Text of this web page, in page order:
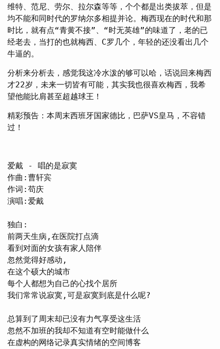
维特、范尼、劳尔、拉尔森等等，个个都是出类拔萃，但是
均不能和同时代的罗纳尔多相提并论。梅西现在的时代和那
时比，就有点“青黄不接”、“时无英雄”的味道了，老的已
经老去，当打的也就梅西、C罗几个，年轻的还没看出几个
牛逼的。
分析来分析去，感觉我这冷水泼的够可以哈，话说回来梅西
才22岁，未来一切皆有可能，其实我也很喜欢梅西，我希
望他能比肩甚至超越球王！
精彩预告：本周末西班牙国家德比，巴萨VS皇马，不容错
过！
爱戴 - 唱的是寂寞
作曲:曹轩宾
作词:苟庆
演唱:爱戴
独白:
前两天生病,在医院打点滴
看到对面的女孩有家人陪伴
忽然觉得好感动,
在这个硕大的城市
每个人都想为自己的心找个居所
我们常常说寂寞,可是寂寞到底是什么呢?
总算到了周末却已没有力气享受这生活
忽然不加班的我却不知道有空时能做什么
在虚构的网络记录真实情绪的空间博客